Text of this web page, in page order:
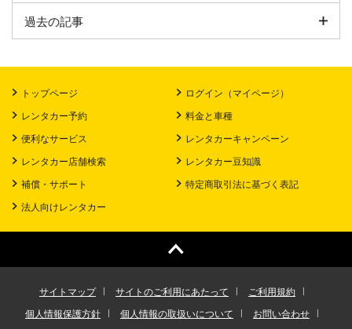
過去の記事
トップページ
ログイン（マイページ）
レンタカー予約
料金と車種
便利なサービス
レンタカーキャンペーン
レンタカー店舗検索
レンタカー豆知識
補償・サポート
特定商取引法に基づく表記
法人向けレンタカー
サイトマップ サイトのご利用にあたって
ご利用規約
個人情報保護方針
個人情報の取扱いについて
お問い合わせ